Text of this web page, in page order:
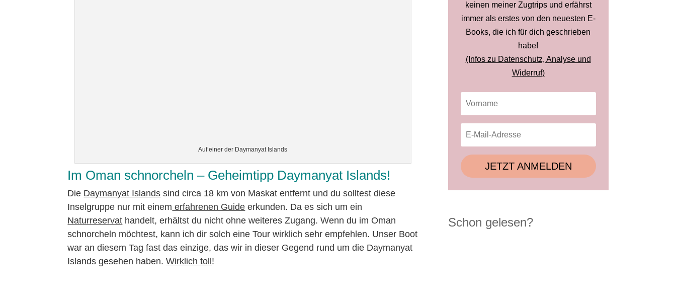
Auf einer der Daymanyat Islands
Im Oman schnorcheln – Geheimtipp Daymanyat Islands!
Die Daymanyat Islands sind circa 18 km von Maskat entfernt und du solltest diese
Inselgruppe nur mit einem erfahrenen Guide erkunden. Da es sich um ein
Naturreservat handelt, erhältst du nicht ohne weiteres Zugang. Wenn du im Oman
schnorcheln möchtest, kann ich dir solch eine Tour wirklich sehr empfehlen. Unser Boot
war an diesem Tag fast das einzige, das wir in dieser Gegend rund um die Daymanyat
Islands gesehen haben.Wirklich toll!
keinen meiner Zugtrips und erfährst
immer als erstes von den neuesten E-
Books, die ich für dich geschrieben
habe!
(Infos zu Datenschutz, Analyse und
Widerruf)
JETZT ANMELDEN
Schon gelesen?